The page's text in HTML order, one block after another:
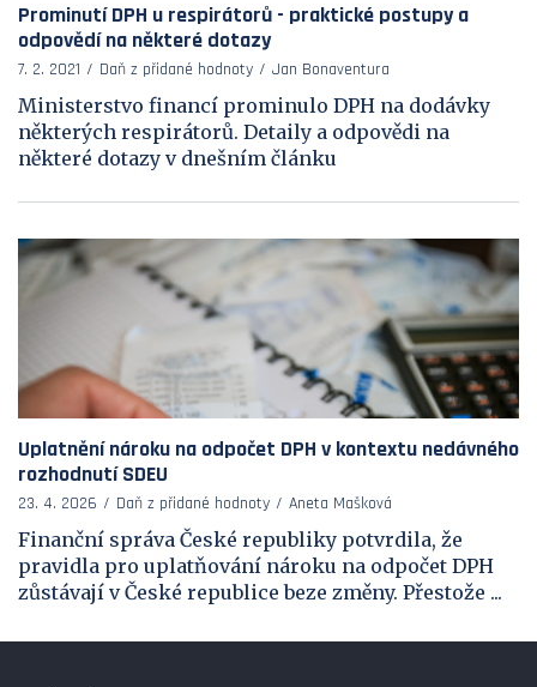
Prominutí DPH u respirátorů - praktické postupy a
odpovědí na některé dotazy
7. 2. 2021 Daň z přidané hodnoty Jan Bonaventura
Ministerstvo financí prominulo DPH na dodávky
některých respirátorů. Detaily a odpovědi na
některé dotazy v dnešním článku
Uplatnění nároku na odpočet DPH v kontextu nedávného
rozhodnutí SDEU
23. 4. 2026 Daň z přidané hodnoty Aneta Mašková
Finanční správa České republiky potvrdila, že
pravidla pro uplatňování nároku na odpočet DPH
zůstávají v České republice beze změny. Přestože ...